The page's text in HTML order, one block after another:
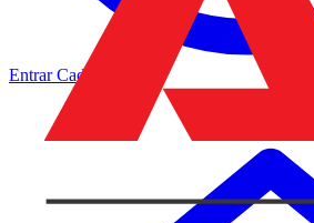
EntrarCadastrar